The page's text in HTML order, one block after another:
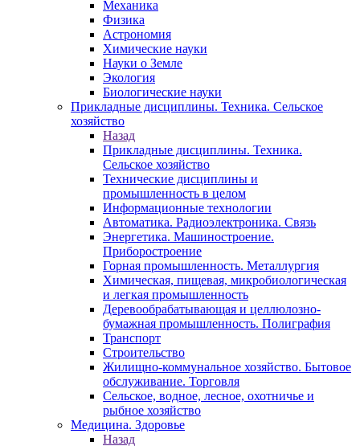
Механика
Физика
Астрономия
Химические науки
Науки о Земле
Экология
Биологические науки
Прикладные дисциплины. Техника. Сельское
хозяйство
Назад
Прикладные дисциплины. Техника.
Сельское хозяйство
Технические дисциплины и
промышленность в целом
Информационные технологии
Автоматика. Радиоэлектроника. Связь
Энергетика. Машиностроение.
Приборостроение
Горная промышленность. Металлургия
Химическая, пищевая, микробиологическая
и легкая промышленность
Деревообрабатывающая и целлюлозно-
бумажная промышленность. Полиграфия
Транспорт
Строительство
Жилищно-коммунальное хозяйство. Бытовое
обслуживание. Торговля
Сельское, водное, лесное, охотничье и
рыбное хозяйство
Медицина. Здоровье
Назад